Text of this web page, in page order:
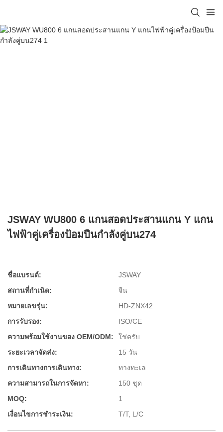
JSWAY WU800 6 แกนสอดประสานแกน Y แกน
ไฟฟ้าคู่เครื่องป้อมปืนกำลังคู่บน274
ชื่อแบรนด์:
JSWAY
สถานที่กำเนิด:
จีน
หมายเลขรุ่น:
HD-ZNX42
การรับรอง:
ISO/CE
ความพร้อมใช้งานของ OEM/ODM:
ใช่ครับ
ระยะเวลาจัดส่ง:
15 วัน
การเดินทางการเดินทาง:
ทางทะเล
ความสามารถในการจัดหา:
150 ชุด
MOQ:
1
เงื่อนไขการชำระเงิน:
T/T, L/C